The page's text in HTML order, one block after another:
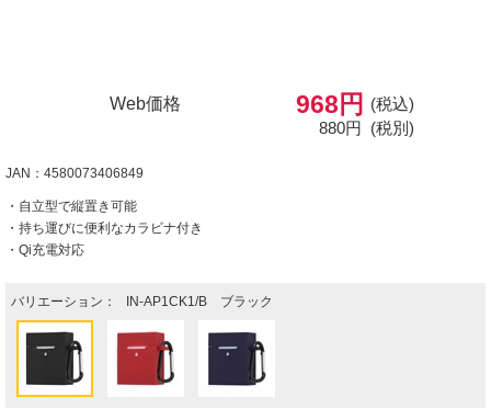
Web価格 968円
(税込)
880円 (税別)
JAN：4580073406849
・自立型で縦置き可能
・持ち運びに便利なカラビナ付き
・Qi充電対応
バリエーション： IN-AP1CK1/B ブラック